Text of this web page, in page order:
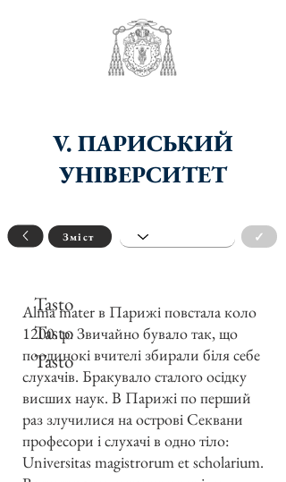
V. ПАРИСЬКИЙ
УНІВЕРСИТЕТ
Зміст ✓
Alma mater в Парижі повстала коло
1200. р. Звичайно бувало так, що
поодинокі вчителі збирали біля себе
слухачів. Бракувало сталого осідку
висших наук. В Парижі по перший
раз злучилися на острові Секвани
професори і слухачі в одно тіло:
Universitas magistrorum et scholarium.
Tasto
Tasto
Tasto